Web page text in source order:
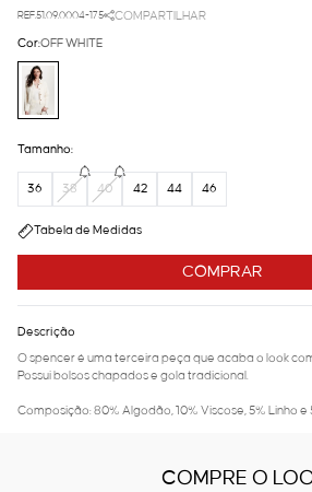
REF.51.09.0004-175 COMPARTILHAR
COMPRAR
Cor:OFF WHITE
Tamanho:
36 38 40 42 44 46
Tabela de Medidas
Descrição
O spencer é uma terceira peça que acaba o look
Possui bolsos chapados e gola tradicional.
Composição: 80% Algodão, 10% Viscose, 5% Linho e
COMPRE O